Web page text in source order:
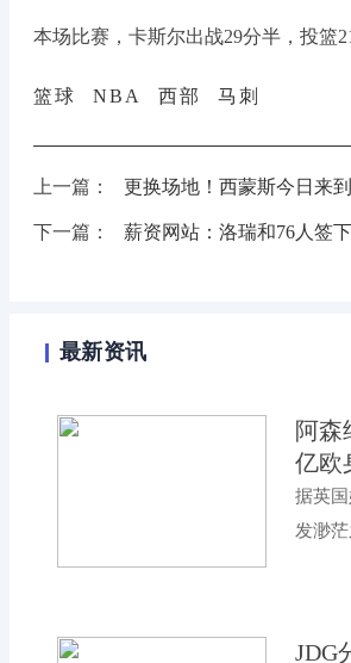
本场比赛，卡斯尔出战29分半，投篮
篮球 NBA 西部 马刺
上一篇： 更换场地！西蒙斯今日来
下一篇： 薪资网站：洛瑞和76人签
最新资讯
阿森
亿欧
据英
发渺
JDG